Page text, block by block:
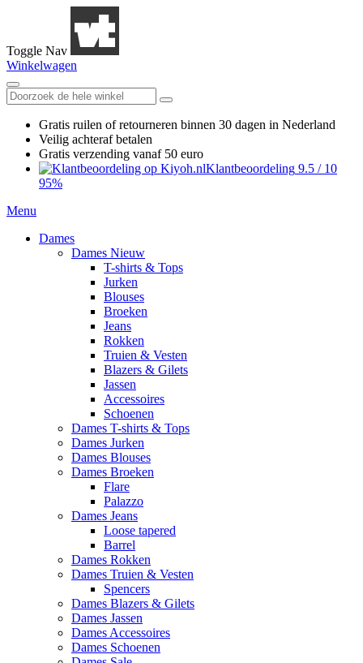
Toggle Nav
Winkelwagen
Gratis ruilen of retourneren binnen 30 dagen in Nederland
Veilig achteraf betalen
Gratis verzending vanaf 50 euro
Klantbeoordeling 9.5 / 10
95%
Menu
Dames
Dames Nieuw
T-shirts & Tops
Jurken
Blouses
Broeken
Jeans
Rokken
Truien & Vesten
Blazers & Gilets
Jassen
Accessoires
Schoenen
Dames T-shirts & Tops
Dames Jurken
Dames Blouses
Dames Broeken
Flare
Palazzo
Dames Jeans
Loose tapered
Barrel
Dames Rokken
Dames Truien & Vesten
Spencers
Dames Blazers & Gilets
Dames Jassen
Dames Accessoires
Dames Schoenen